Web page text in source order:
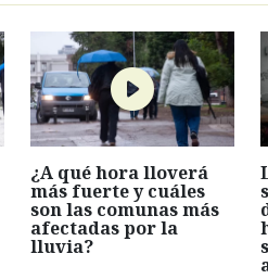
¿A qué hora lloverá
más fuerte y cuáles
son las comunas más
afectadas por la
lluvia?